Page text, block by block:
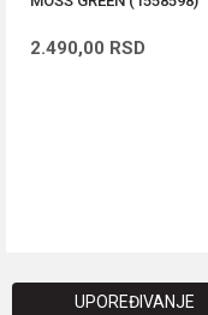
2.490,00 RSD
UPOREĐIVANJE